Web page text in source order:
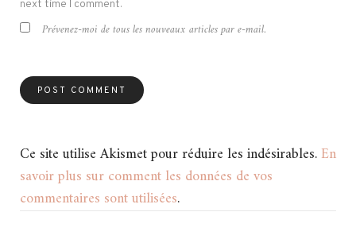
next time I comment.
Prévenez-moi de tous les nouveaux articles par e-mail.
Ce site utilise Akismet pour réduire les indésirables.En
savoir plus sur comment les données de vos
commentaires sont utilisées.